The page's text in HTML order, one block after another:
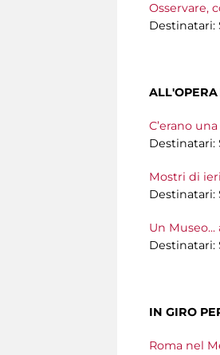
Osservare,
Destinatari:
C’erano
Destinatari:
Mostri di
Destinatari:
Un Museo...
Destinatari:
IN GIRO
Roma nel